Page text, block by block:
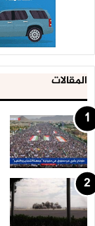
المقالات